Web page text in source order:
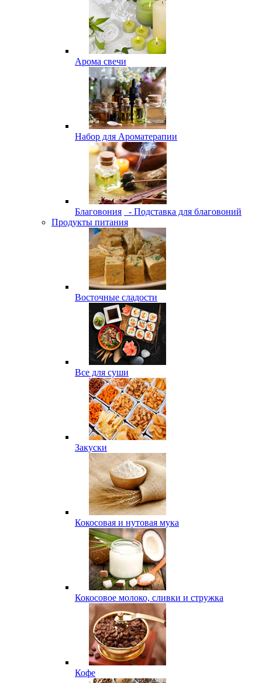
Арома свечи
Набор для Ароматерапии
Благовония
- Подставка для благовоний
Продукты питания
Восточные сладости
Все для суши
Закуски
Кокосовая и нутовая мука
Кокосовое молоко, сливки и стружка
Кофе